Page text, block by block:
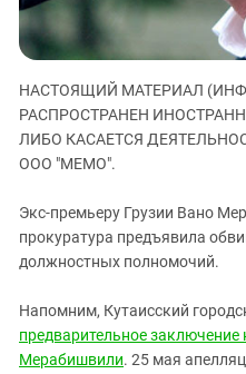
Нагорный Карабах
Российская Федерация
Ростовская область
СКФО
Чечня
Южная Осетия
ЮФО
НАСТОЯЩИЙ МАТЕРИАЛ
РАСПРОСТРАНЕН
ЛИБО КАСАЕТСЯ
ООО "МЕМО".
Экс-премьеру Грузии Вано
прокуратура предъявила
должностных полномочий.
Напомним, Кутаисский
предварительное заключение
Мерабишвили. 25 мая